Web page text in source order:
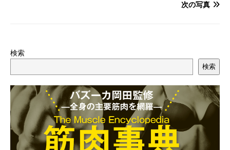
次の写真
検索
検索